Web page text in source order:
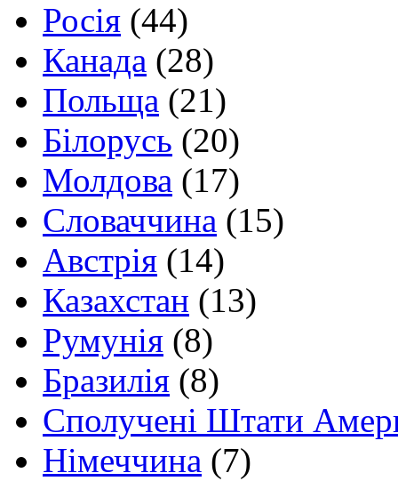
Росія (44)
Канада (28)
Польща (21)
Білорусь (20)
Молдова (17)
Словаччина (15)
Австрія (14)
Казахстан (13)
Румунія (8)
Бразилія (8)
Сполучені Штати
Німеччина (7)